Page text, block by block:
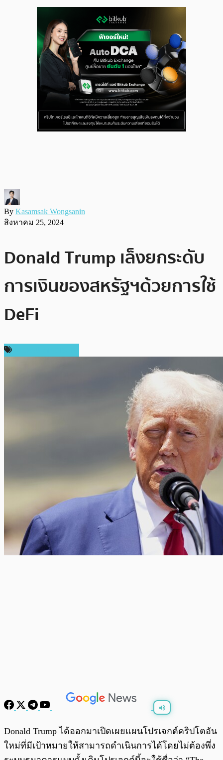
By Kasamsak Wongsanin
สิงหาคม 25, 2024
Donald Trump เล็งยกระดับ
การเงินของสหรัฐฯด้วยการใช้
DeFi
0:00 / 0:00
Donald Trump ได้ออกมาเปิดเผยแผนโปรเจกต์คริปโตอัน
ใหม่ที่มีเป้าหมายให้สามารถดำเนินการได้โดยไม่ต้องพึ่ง